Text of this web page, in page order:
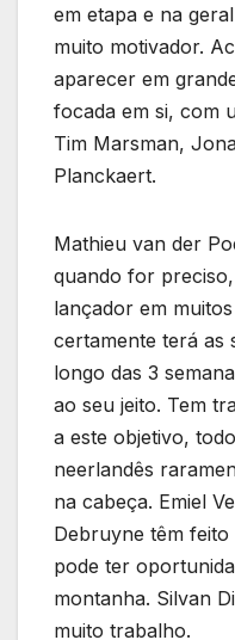
em etapa e na
muito motivador.
aparecer em
focada em si, com
Tim Marsman,
Planckaert.
Mathieu van der
quando for
lançador em
certamente terá as
longo das 3
ao seu jeito. Tem
a este objetivo,
neerlandês
na cabeça. Emiel
Debruyne têm
pode ter
montanha. Silvan
muito trabalho.